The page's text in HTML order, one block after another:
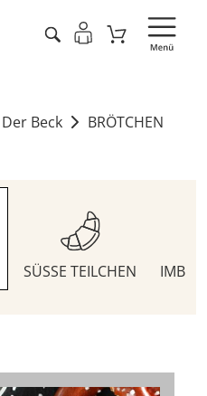
Der Beck
BRÖTCHEN
SÜSSE TEILCHEN